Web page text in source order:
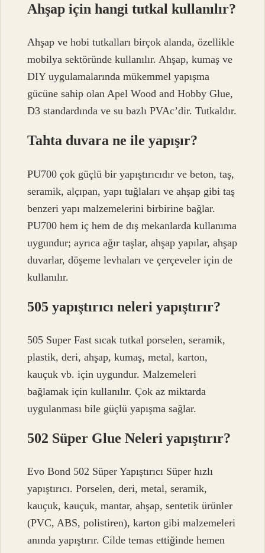
Ahşap için hangi tutkal kullanılır?
Ahşap ve hobi tutkalları birçok alanda, özellikle
mobilya sektöründe kullanılır. Ahşap, kumaş ve
DIY uygulamalarında mükemmel yapışma
gücüne sahip olan Apel Wood and Hobby Glue,
D3 standardında ve su bazlı PVAc’dir. Tutkaldır.
Tahta duvara ne ile yapışır?
PU700 çok güçlü bir yapıştırıcıdır ve beton, taş,
seramik, alçıpan, yapı tuğlaları ve ahşap gibi taş
benzeri yapı malzemelerini birbirine bağlar.
PU700 hem iç hem de dış mekanlarda kullanıma
uygundur; ayrıca ağır taşlar, ahşap yapılar, ahşap
duvarlar, döşeme levhaları ve çerçeveler için de
kullanılır.
505 yapıştırıcı neleri yapıştırır?
505 Super Fast sıcak tutkal porselen, seramik,
plastik, deri, ahşap, kumaş, metal, karton,
kauçuk vb. için uygundur. Malzemeleri
bağlamak için kullanılır. Çok az miktarda
uygulanması bile güçlü yapışma sağlar.
502 Süper Glue Neleri yapıştırır?
Evo Bond 502 Süper Yapıştırıcı Süper hızlı
yapıştırıcı. Porselen, deri, metal, seramik,
kauçuk, kauçuk, mantar, ahşap, sentetik ürünler
(PVC, ABS, polistiren), karton gibi malzemeleri
anında yapıştırır. Cilde temas ettiğinde hemen